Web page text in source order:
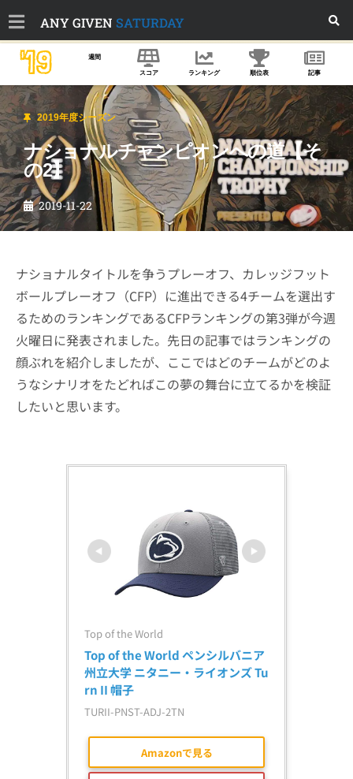
ANY GIVEN SATURDAY
'19 週間
スコア ランキング 順位表 記事
2019年度シーズン
ナショナルチャンピオンへの道【そ
の2】
2019-11-22
ナショナルタイトルを争うプレーオフ、カレッジフット
ボールプレーオフ（CFP）に進出できる4チームを選出す
るためのランキングであるCFPランキングの第3弾が今週
火曜日に発表されました。先日の記事ではランキングの
顔ぶれを紹介しましたが、ここではどのチームがどのよ
うなシナリオをたどればこの夢の舞台に立てるかを検証
したいと思います。
Top of the World
Top of the World ペンシルバニア
州立大学 ニタニー・ライオンズ Tu
rn II 帽子
TURII-PNST-ADJ-2TN
Amazonで見る